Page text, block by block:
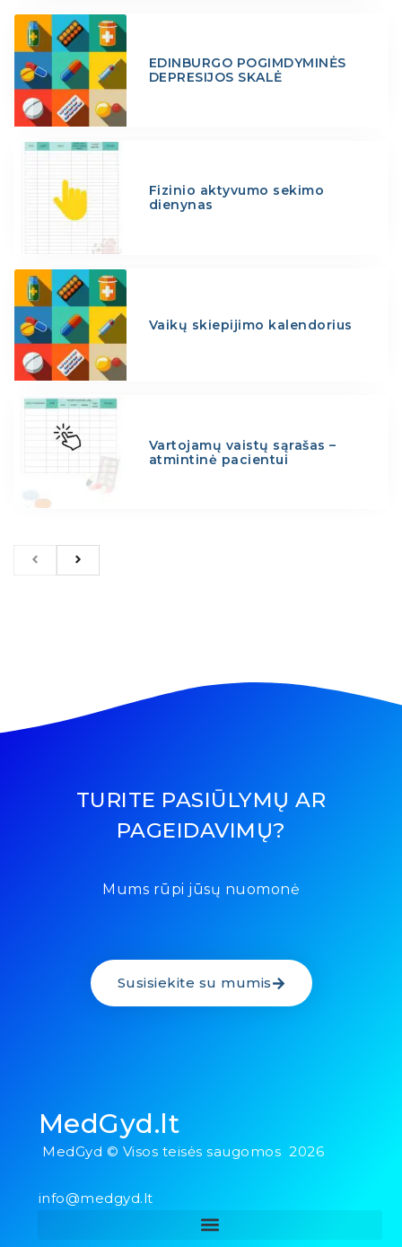
EDINBURGO POGIMDYMINĖS
DEPRESIJOS SKALĖ
Fizinio aktyvumo sekimo
dienynas
Vaikų skiepijimo kalendorius
Vartojamų vaistų sąrašas –
atmintinė pacientui
TURITE PASIŪLYMŲ AR
PAGEIDAVIMŲ?
Mums rūpi jūsų nuomonė
Susisiekite su mumis
MedGyd.lt
MedGyd © Visos teisės saugomos 2026
info@medgyd.lt